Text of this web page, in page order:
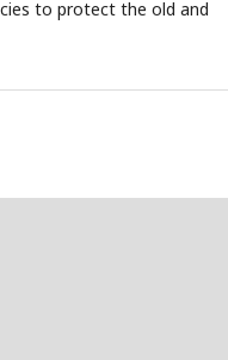
to protect the old and